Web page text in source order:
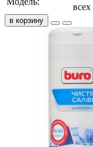
в корзину